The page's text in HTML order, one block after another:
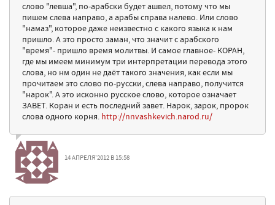
слово "левша", по-арабски будет ашвел, потому что мы
пишем слева направо, а арабы справа налево. Или слово
"намаз", которое даже неизвестно с какого языка к нам
пришло. А это просто заман, что значит с арабского
"время"- пришло время молитвы. И самое главное- КОРАН,
где мы имеем минимум три интерпретации перевода этого
слова, но нм один не даёт такого значения, как если мы
прочитаем это слово по-русски, слева направо, получится
"нарок". А это исконно русское слово, которое означает
ЗАВЕТ. Коран и есть последний завет. Нарок, зарок, пророк
слова одного корня. http://nnvashkevich.narod.ru/
14 АПРЕЛЯ'2012 В 15:58